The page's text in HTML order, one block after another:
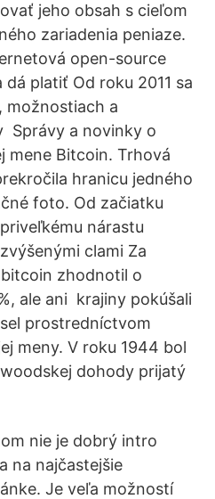
jeho obsah s cieľom
zariadenia peniaze.
open-source
platiť Od roku 2011 sa
možnostiach a
Správy a novinky o
mene Bitcoin. Trhová
hranicu jedného
foto. Od začiatku
nárastu
clami Za
zhodnotil o
ale ani krajiny pokúšali
prostredníctvom
meny. V roku 1944 bol
dohody prijatý
nie je dobrý intro
na najčastejšie
Je veľa možností